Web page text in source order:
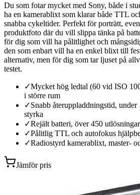
Du som fotar mycket med Sony, både i
ha en kamerablixt som klarar både TTL
snabba cykeltider. Perfekt för porträtt,
produktfoto där du vill slippa tänka på
för dig som vill ha pålitlighet och
den som enbart vill ha en enkel blixt till
alternativ, men för dig som tar ljuset på
testet.
✓Mycket hög ledtal (60 vid ISO
i större rum
✓Snabb återuppladdningstid,
styrka
✓Rejält batteri, över 450
✓Pålitlig TTL och autofokus
✓Radiostyrd kamerablixt, master-
Jämför pris